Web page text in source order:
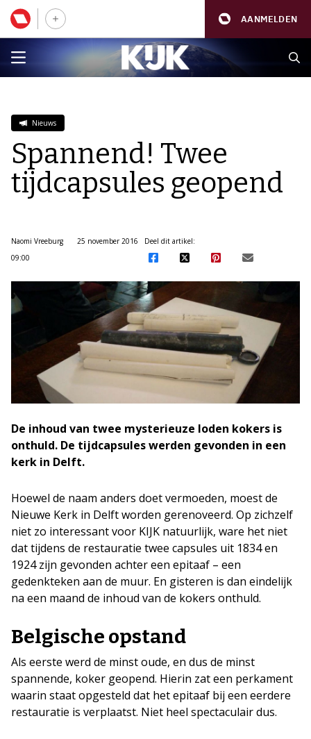
AANMELDEN
Nieuws
Spannend! Twee
tijdcapsules geopend
Naomi Vreeburg
25 november 2016
09:00
Deel dit artikel:
De inhoud van twee mysterieuze loden kokers is
onthuld. De tijdcapsules werden gevonden in een
kerk in Delft.
Hoewel de naam anders doet vermoeden, moest de
Nieuwe Kerk in Delft worden gerenoveerd. Op zichzelf
niet zo interessant voor KIJK natuurlijk, ware het niet
dat tijdens de restauratie twee capsules uit 1834 en
1924 zijn gevonden achter een epitaaf – een
gedenkteken aan de muur. En gisteren is dan eindelijk
na een maand de inhoud van de kokers onthuld.
Belgische opstand
Als eerste werd de minst oude, en dus de minst
spannende, koker geopend. Hierin zat een perkament
waarin staat opgesteld dat het epitaaf bij een eerdere
restauratie is verplaatst. Niet heel spectaculair dus.